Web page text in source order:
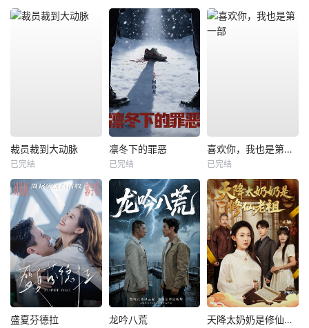
裁员裁到大动脉
已完结
凛冬下的罪恶
已完结
喜欢你，我也是第一部
已完结
盛夏芬德拉 龙吟八荒 天降太奶奶是修仙老祖